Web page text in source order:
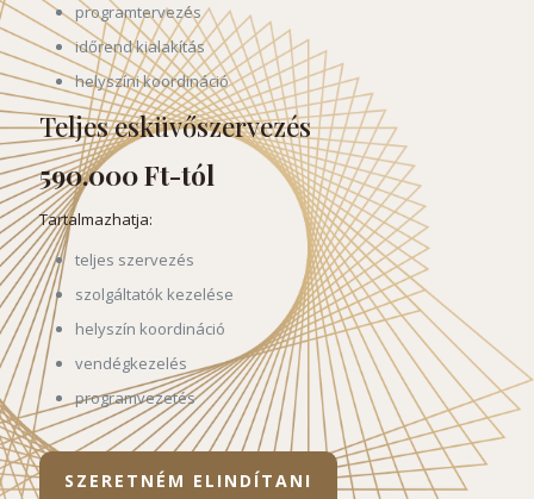
programtervezés
időrend kialakítás
helyszíni koordináció
Teljes esküvőszervezés
590.000 Ft-tól
Tartalmazhatja:
teljes szervezés
szolgáltatók kezelése
helyszín koordináció
vendégkezelés
programvezetés
SZERETNÉM ELINDÍTANI